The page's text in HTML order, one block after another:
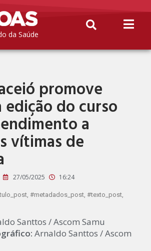
da Saúde
promove
edição do curso
a
vítimas de
27/05/2025 16:24
#metadados_post, #texto_post,
Santtos / Ascom Samu
Arnaldo Santtos / Ascom